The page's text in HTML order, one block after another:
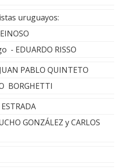
uruguayos:
- EDUARDO RISSO
PABLO QUINTETO
BORGHETTI
GONZÁLEZ y CARLOS